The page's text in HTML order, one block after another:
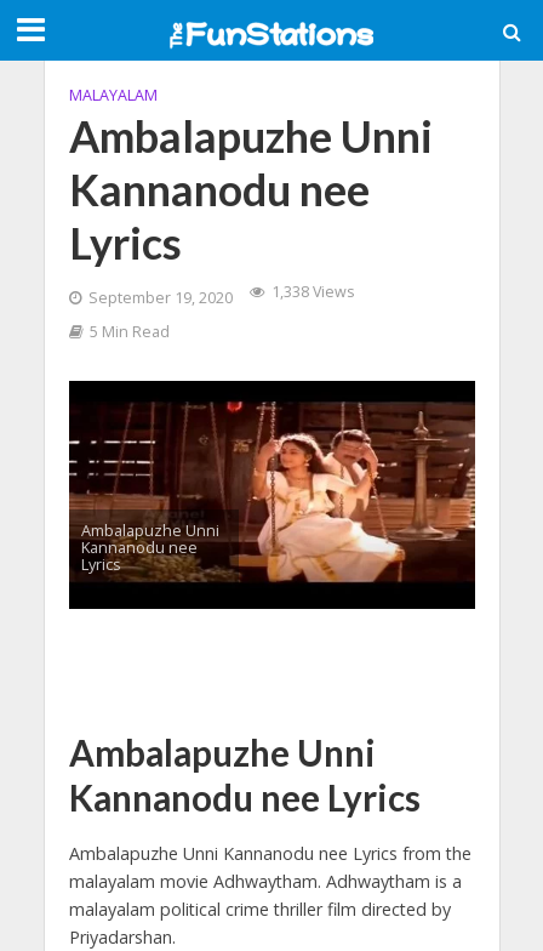
MALAYALAM
Ambalapuzhe Unni
Kannanodu nee
Lyrics
September 19, 2020
1,338 Views
5 Min Read
Ambalapuzhe Unni
Kannanodu nee
Lyrics
Ambalapuzhe Unni
Kannanodu nee Lyrics
Ambalapuzhe Unni Kannanodu nee Lyrics from the
malayalam movie Adhwaytham. Adhwaytham is a
malayalam political crime thriller film directed by
Priyadarshan.